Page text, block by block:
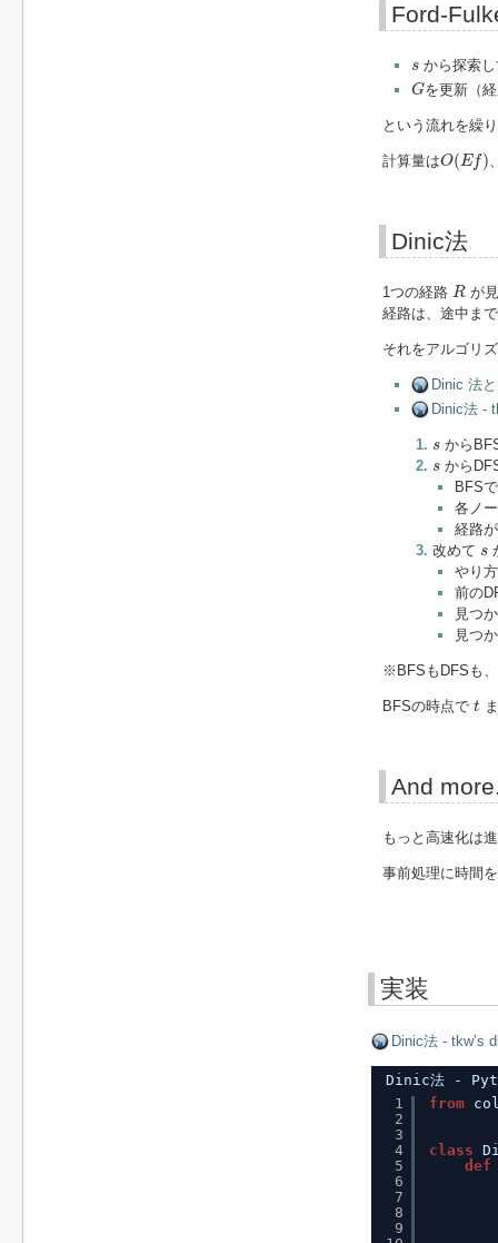
Ford-
ssから探索
G
Gを更新（
という流れを繰
計算量はO(Ef)
O(Ef )
Dinic法
1つの経路 R
R が
経路は、途中ま
それをアルゴリ
Dinic 法
Dinic法 -
s
s から
s
s から
BFS
各ノ
経路
改めて s
s
やり
前の
見つ
見つ
※BFSもDFSも
BFSの時点で t
t
And
もっと高速化は
事前処理に時間
実装
Dinic法 - tkw’s
Dinic法 -
1
2
3
4
5
6
7
8
9
from
class
def